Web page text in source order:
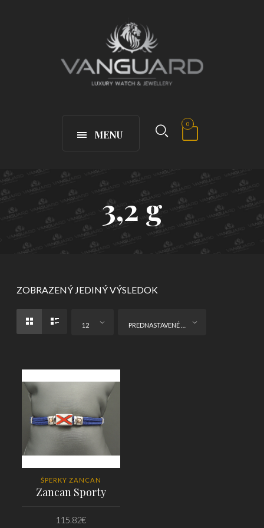
MENU
0
3,2 g
ZOBRAZENÝ JEDINÝ VÝSLEDOK
12
ŠPERKY ZANCAN
Zancan Sporty
115.82€